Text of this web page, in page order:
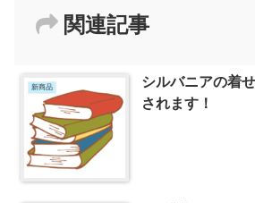
関連記事
新商品
シルバニアの着
されます！